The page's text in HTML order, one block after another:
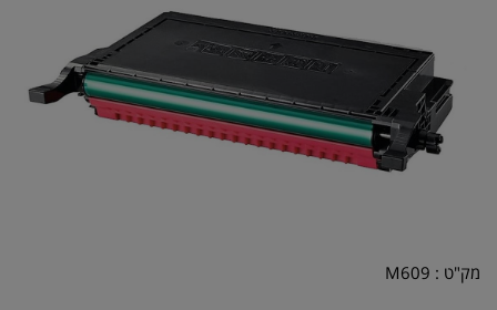
מק"ט : M609